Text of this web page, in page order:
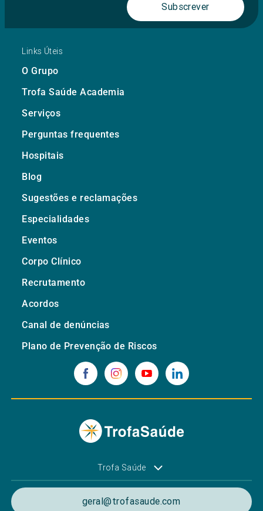
Subscrever
Links Úteis
O Grupo
Trofa Saúde Academia
Serviços
Perguntas frequentes
Hospitais
Blog
Sugestões e reclamações
Especialidades
Eventos
Corpo Clínico
Recrutamento
Acordos
Canal de denúncias
Plano de Prevenção de Riscos
Trofa Saúde
geral@trofasaude.com